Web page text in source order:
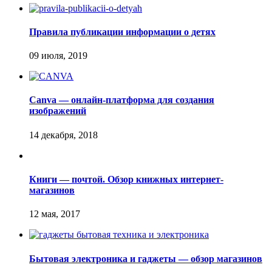
Правила публикации информации о детях
Canva — онлайн-платформа для создания
изображений
Книги — почтой. Обзор книжных интернет-
магазинов
Бытовая электроника и гаджеты — обзор магазинов